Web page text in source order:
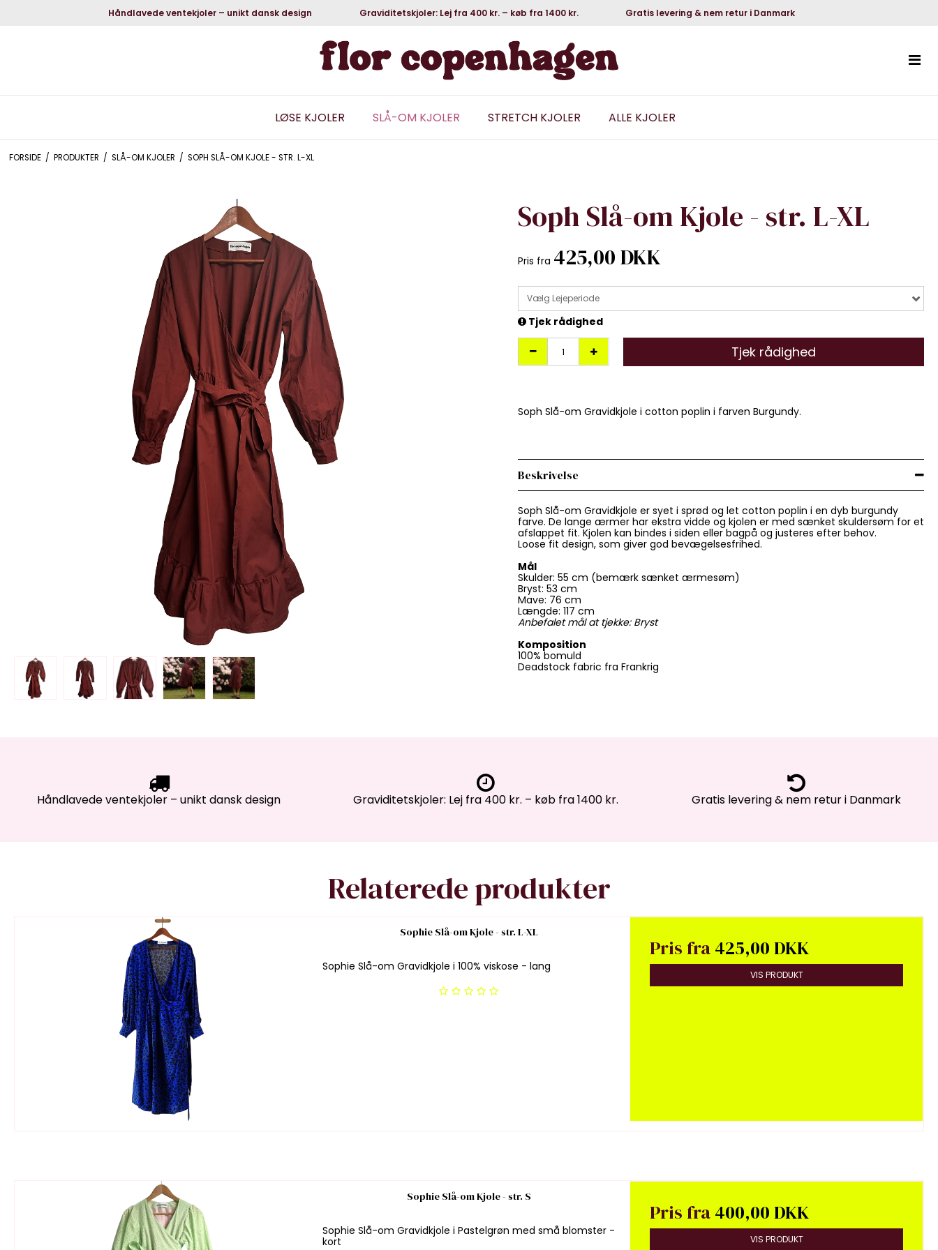
Håndlavede ventekjoler – unikt dansk design Graviditetskjoler: Lej fra 400 kr. – køb fra 1400 kr. Gratis levering & nem retur i Danmark
LØSE KJOLER SLÅ-OM KJOLER STRETCH KJOLER ALLE KJOLER
FORSIDE / PRODUKTER / SLÅ-OM KJOLER / SOPH SLÅ-OM KJOLE - STR. L-XL
Soph Slå-om Kjole - str. L-XL
Pris fra 425,00 DKK
Vælg Lejeperiode
Tjek rådighed
Tjek rådighed
Soph Slå-om Gravidkjole i cotton poplin i farven Burgundy.
Beskrivelse
Soph Slå-om Gravidkjole er syet i sprød og let cotton poplin i en dyb burgundy
farve. De lange ærmer har ekstra vidde og kjolen er med sænket skuldersøm for et
afslappet fit. Kjolen kan bindes i siden eller bagpå og justeres efter behov.
Loose fit design, som giver god bevægelsesfrihed.
Mål
Skulder: 55 cm (bemærk sænket ærmesøm)
Bryst: 53 cm
Mave: 76 cm
Længde: 117 cm
Anbefalet mål at tjekke: Bryst
Komposition
100% bomuld
Deadstock fabric fra Frankrig
Håndlavede ventekjoler – unikt dansk design Graviditetskjoler: Lej fra 400 kr. – køb fra 1400 kr. Gratis levering & nem retur i Danmark
Relaterede produkter
Sophie Slå-om Kjole - str. L-XL
Sophie Slå-om Gravidkjole i 100% viskose - lang
Pris fra425,00 DKK
VIS PRODUKT
Sophie Slå-om Kjole - str. S
Sophie Slå-om Gravidkjole i Pastelgrøn med små blomster -
kort
Pris fra400,00 DKK
VIS PRODUKT